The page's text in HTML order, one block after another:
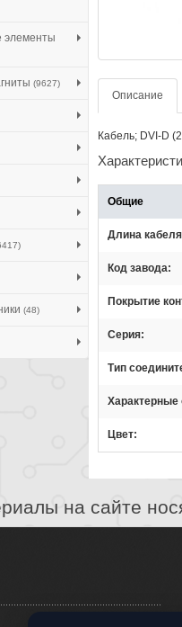
элементы
(9627)
(48)
Описание
Кабель; DVI-D
Общие
Длина кабеля
Код завода
Покрытие
Серия
Тип
Характерные
Цвет
на сайте